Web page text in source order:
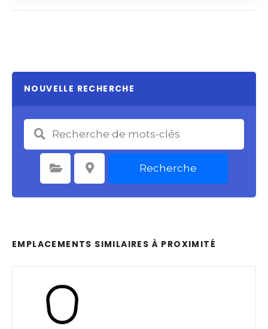
NOUVELLE RECHERCHE
Sélectionnez une catégorie Sélectionnez le lieu Recherche
EMPLACEMENTS SIMILAIRES À PROXIMITÉ